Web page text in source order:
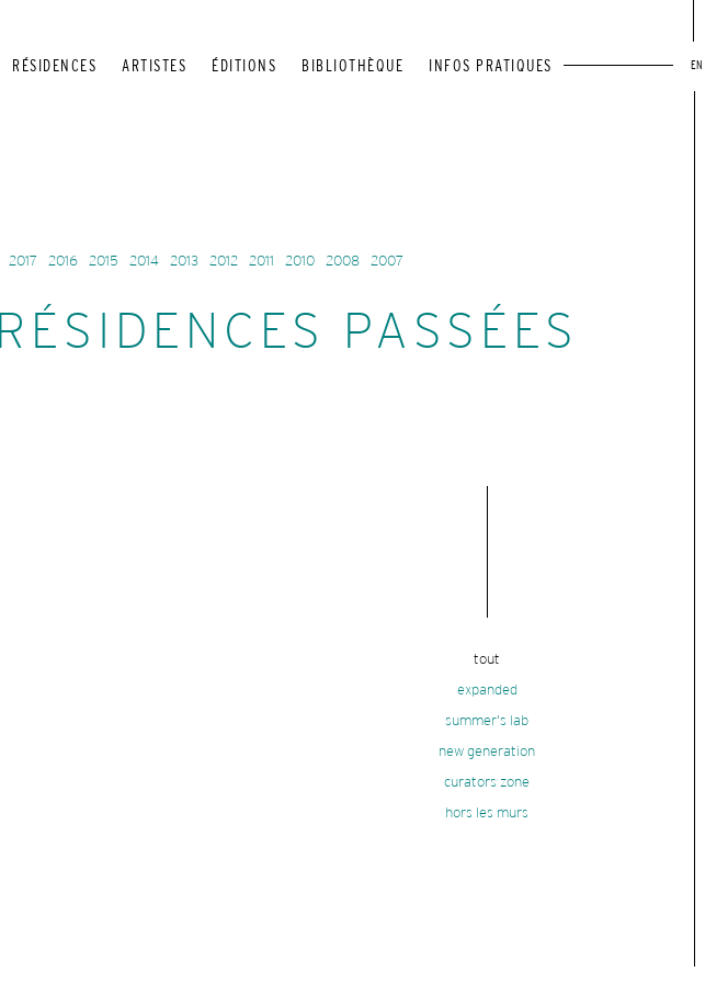
RÉSIDENCES ARTISTES ÉDITIONS BIBLIOTHÈQUE INFOS PRATIQUES EN
2017 2016 2015 2014 2013 2012 2011 2010 2008 2007
RÉSIDENCES PASSÉES
tout
expanded
summer's lab
new generation
curators zone
hors les murs